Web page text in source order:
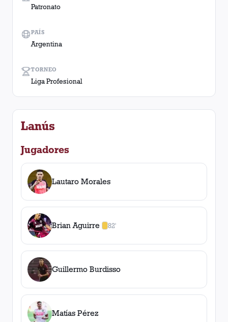
TORNEO
Liga Profesional
Patronato
PAÍS
Argentina
Lanús
Jugadores
Lautaro Morales
Brian Aguirre 82'
1amarilla
Guillermo Burdisso
Matías Pérez